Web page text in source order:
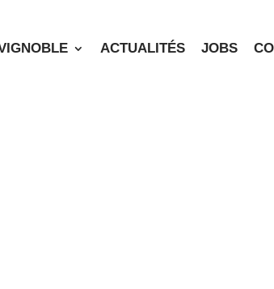
ACTUALITÉS JOBS